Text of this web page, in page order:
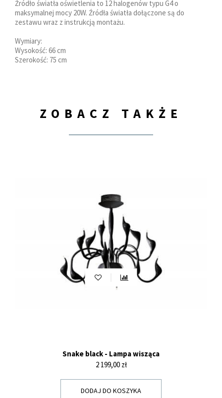
Źródło światła oświetlenia to 12 halogenów typu G4 o
maksymalnej mocy 20W. Źródła światła dołączone są do
zestawu wraz z instrukcją montażu.
Wymiary:
Wysokość: 66 cm
Szerokość: 75 cm
ZOBACZ TAKŻE
Snake black - Lampa wisząca
Cena
2 199,00 zł
DODAJ DO KOSZYKA